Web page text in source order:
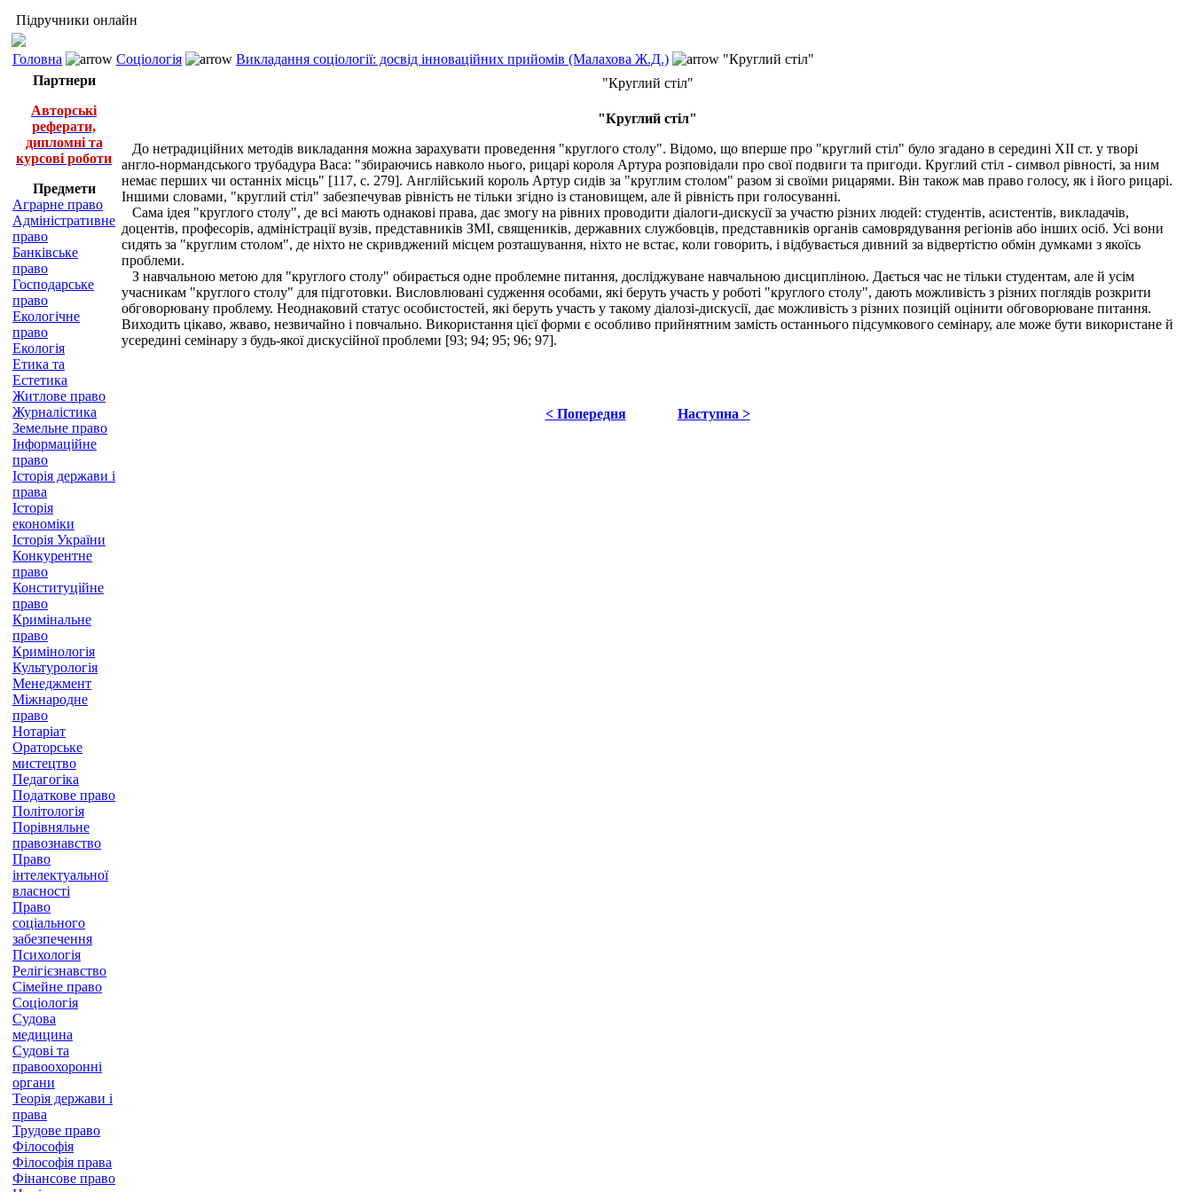
Підручники онлайн
Головна Соціологія Викладання соціології: досвід інноваційних прийомів (Малахова Ж.Д.)
"Круглий стіл"
Партнери
Авторські
реферати,
дипломні та
курсові роботи
Предмети
Аграрне право
Адміністративне
право
Банківське
право
Господарське
право
Екологічне
право
Екологія
Етика та
Естетика
Житлове право
Журналістика
Земельне право
Інформаційне
право
Історія держави і
права
Історія
економіки
Історія України
Конкурентне
право
Конституційне
право
Кримінальне
право
Кримінологія
Культурологія
Менеджмент
Міжнародне
право
Нотаріат
Ораторське
мистецтво
Педагогіка
Податкове право
Політологія
Порівняльне
правознавство
Право
інтелектуальної
власності
Право
соціального
забезпечення
Психологія
Релігієзнавство
Сімейне право
Соціологія
Судова
медицина
Судові та
правоохоронні
органи
Теорія держави і
права
Трудове право
Філософія
Філософія права
Фінансове право
"Круглий стіл"
"Круглий стіл"
До нетрадиційних методів викладання можна зарахувати проведення "круглого столу". Відомо, що вперше про "круглий стіл" було згадано в середині ХІІ ст. у творі
англо-нормандського трубадура Васа: "збираючись навколо нього, рицарі короля Артура розповідали про свої подвиги та пригоди. Круглий стіл - символ рівності, за ним
немає перших чи останніх місць" [117, с. 279]. Англійський король Артур сидів за "круглим столом" разом зі своїми рицарями. Він також мав право голосу, як і його рицарі.
Іншими словами, "круглий стіл" забезпечував рівність не тільки згідно із становищем, але й рівність при голосуванні.
Сама ідея "круглого столу", де всі мають однакові права, дає змогу на рівних проводити діалоги-дискусії за участю різних людей: студентів, асистентів, викладачів,
доцентів, професорів, адміністрації вузів, представників ЗМІ, священиків, державних службовців, представників органів самоврядування регіонів або інших осіб. Усі вони
сидять за "круглим столом", де ніхто не скривджений місцем розташування, ніхто не встає, коли говорить, і відбувається дивний за відвертістю обмін думками з якоїсь
проблеми.
З навчальною метою для "круглого столу" обирається одне проблемне питання, досліджуване навчальною дисципліною. Дається час не тільки студентам, але й усім
учасникам "круглого столу" для підготовки. Висловлювані судження особами, які беруть участь у роботі "круглого столу", дають можливість з різних поглядів розкрити
обговорювану проблему. Неоднаковий статус особистостей, які беруть участь у такому діалозі-дискусії, дає можливість з різних позицій оцінити обговорюване питання.
Виходить цікаво, жваво, незвичайно і повчально. Використання цієї форми є особливо прийнятним замість останнього підсумкового семінару, але може бути використане й
усередині семінару з будь-якої дискусійної проблеми [93; 94; 95; 96; 97].
< Попередня Наступна >